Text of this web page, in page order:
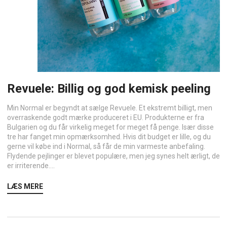
Revuele: Billig og god kemisk peeling
Min Normal er begyndt at sælge Revuele. Et ekstremt billigt, men
overraskende godt mærke produceret i EU. Produkterne er fra
Bulgarien og du får virkelig meget for meget få penge. Især disse
tre har fanget min opmærksomhed. Hvis dit budget er lille, og du
gerne vil købe ind i Normal, så får de min varmeste anbefaling.
Flydende pejlinger er blevet populære, men jeg synes helt ærligt, de
er irriterende....
LÆS MERE